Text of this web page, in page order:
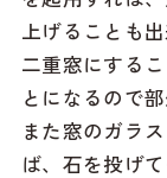
上げることも出
二重窓にする
とになるので
また窓のガラ
ば、石を投げ